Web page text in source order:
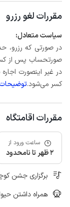
مقررات لغو رزرو
سیاست متعادل:
کسر می‌شود.
مقررات اقامتگاه
ساعت ورود از
2 ظهر تا نامحدود
برگزاری جشن
همراه داشتن